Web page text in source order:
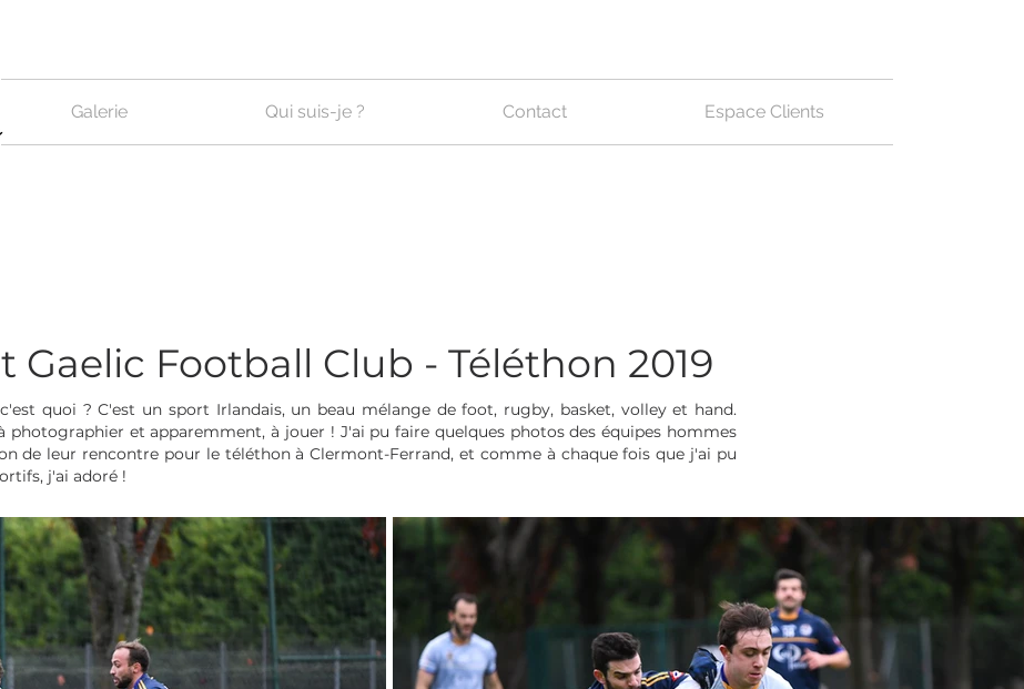
Galerie Qui suis-je ? Contact Espace Clients
Gaelic Football Club - Téléthon 2019
quoi ? C'est un sport Irlandais, un beau mélange de foot, rugby, basket, volley et hand.
photographier et apparemment, à jouer ! J'ai pu faire quelques photos des équipes hommes
de leur rencontre pour le téléthon à Clermont-Ferrand, et comme à chaque fois que j'ai pu
j'ai adoré !